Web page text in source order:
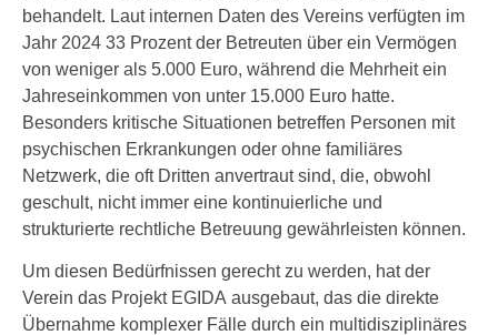
behandelt. Laut internen Daten des Vereins verfügten im
Jahr 2024 33 Prozent der Betreuten über ein Vermögen
von weniger als 5.000 Euro, während die Mehrheit ein
Jahreseinkommen von unter 15.000 Euro hatte.
Besonders kritische Situationen betreffen Personen mit
psychischen Erkrankungen oder ohne familiäres
Netzwerk, die oft Dritten anvertraut sind, die, obwohl
geschult, nicht immer eine kontinuierliche und
strukturierte rechtliche Betreuung gewährleisten können.
Um diesen Bedürfnissen gerecht zu werden, hat der
Verein das Projekt EGIDA ausgebaut, das die direkte
Übernahme komplexer Fälle durch ein multidisziplinäres